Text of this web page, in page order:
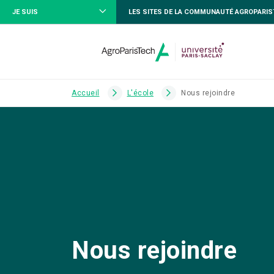
JE SUIS LES SITES DE LA COMMUNAUTÉ
Accueil L'école Nous rejoindre
Nous rejoindre